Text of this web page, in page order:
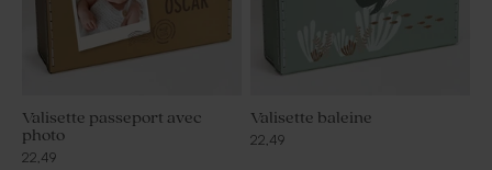
Valisette passeport avec
photo
22,49
Valisette baleine
22,49